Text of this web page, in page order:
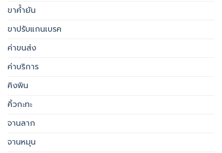
ขาค้ำยัน
ขาปรับแกนเบรค
ค่าขนส่ง
ค่าบริการ
คิงพิน
คิ้วกะทะ
จานลาก
จานหมุน